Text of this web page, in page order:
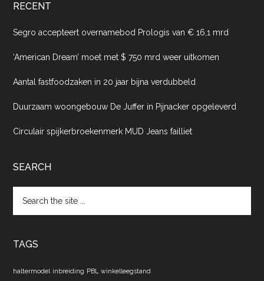
RECENT
Segro accepteert overnamebod Prologis van € 16,1 mrd
‘American Dream’ moet met $ 750 mrd weer uitkomen
Aantal fastfoodzaken in 20 jaar bijna verdubbeld
Duurzaam woongebouw De Juffer in Pijnacker opgeleverd
Circulair spijkerbroekenmerk MUD Jeans failliet
SEARCH
the
TAGS
haltermodel inbreiding PBL winkelleegstand